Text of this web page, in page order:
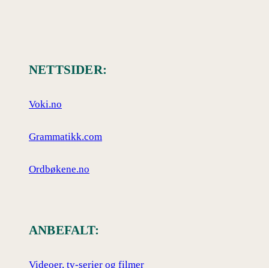
NETTSIDER:
Voki.no
Grammatikk.com
Ordbøkene.no
ANBEFALT:
Videoer, tv-serier og filmer